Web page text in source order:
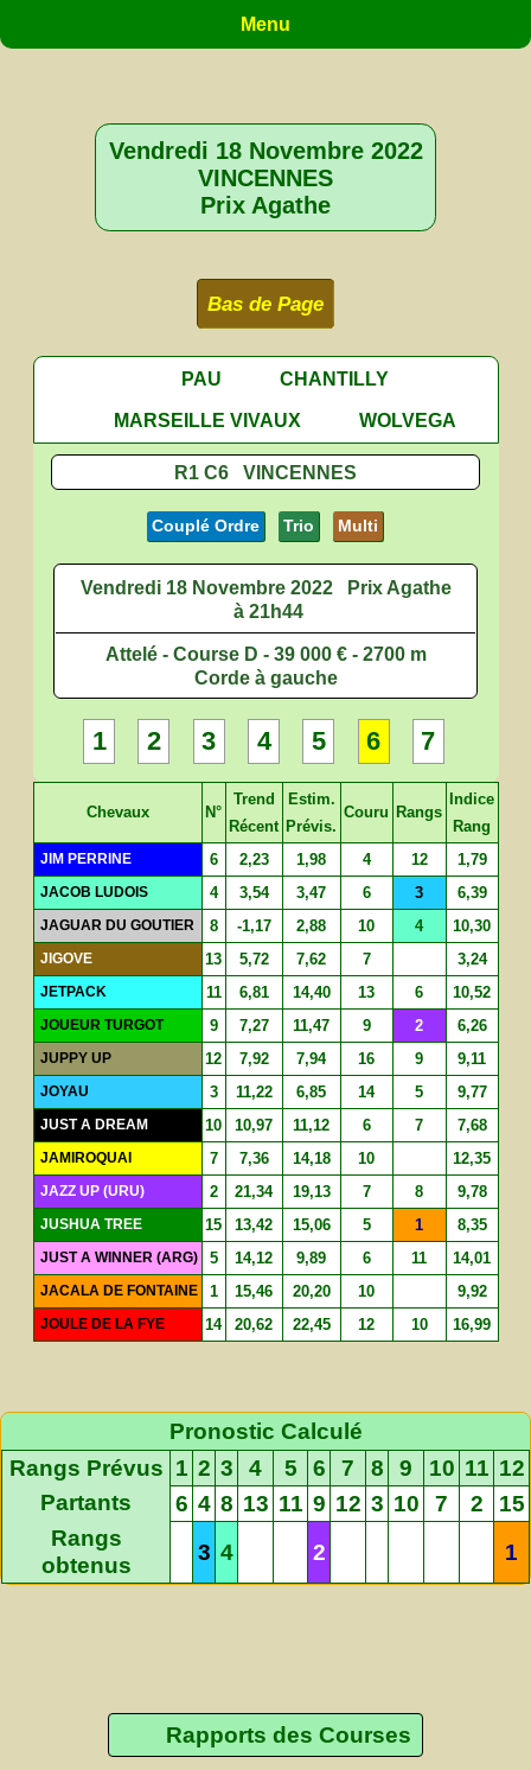
Menu
Vendredi 18 Novembre 2022
VINCENNES
Prix Agathe
Bas de Page
PAU
CHANTILLY
MARSEILLE VIVAUX
WOLVEGA
R1 C6 VINCENNES
Couplé Ordre Trio Multi
Vendredi 18 Novembre 2022
Prix Agathe
à 21h44
Attelé - Course D - 39 000 € - 2700 m
Corde à gauche
1 2 3 4 5 6 7
Chevaux N°
Trend
Récent
Estim.
Prévis.
Couru Rangs
Indice
Rang
JIM PERRINE 6 2,23 1,98 4 12 1,79
JACOB LUDOIS 4 3,54 3,47 6 3 6,39
JAGUAR DU GOUTIER 8 -1,17 2,88 10 4 10,30
JIGOVE 13 5,72 7,62 7 3,24
JETPACK 11 6,81 14,40 13 6 10,52
JOUEUR TURGOT 9 7,27 11,47 9 2 6,26
JUPPY UP 12 7,92 7,94 16 9 9,11
JOYAU 3 11,22 6,85 14 5 9,77
JUST A DREAM 10 10,97 11,12 6 7 7,68
JAMIROQUAI 7 7,36 14,18 10 12,35
JAZZ UP (URU) 2 21,34 19,13 7 8 9,78
JUSHUA TREE 15 13,42 15,06 5 1 8,35
JUST A WINNER (ARG) 5 14,12 9,89 6 11 14,01
JACALA DE FONTAINE 1 15,46 20,20 10 9,92
JOULE DE LA FYE 14 20,62 22,45 12 10 16,99
Pronostic Calculé
Rangs Prévus 1 2 3 4 5 6 7 8 9 10 11 12
Partants
6 4 8 13 11 9 12 3 10 7 2
15
Rangs
obtenus
3 4 2 1
Rapports des Courses